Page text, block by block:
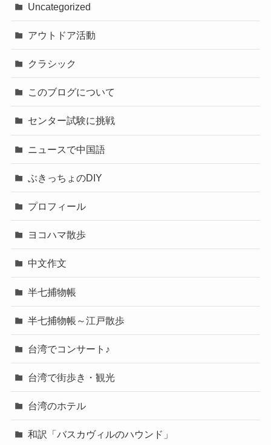
Uncategorized
アウトドア活動
クラシック
このブログについて
センター試験に挑戦
ニュースで中国語
ぶきっちょのDIY
プロフィール
ヨコハマ散歩
中文作文
半七捕物帳
半七捕物帳～江戸散歩
台湾でコンサート♪
台湾で街歩き・観光
台湾のホテル
和訳「バスカヴィルのハウンド」